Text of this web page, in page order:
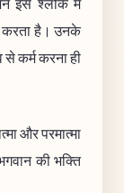
इस श्लोक में
करता है। उनके
कर्म करना ही
और परमात्मा
की भक्ति